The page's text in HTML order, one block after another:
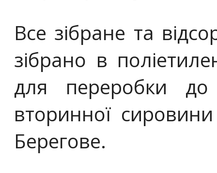
Все зібране та
зібрано в
для переробки до
вторинної
Берегове.